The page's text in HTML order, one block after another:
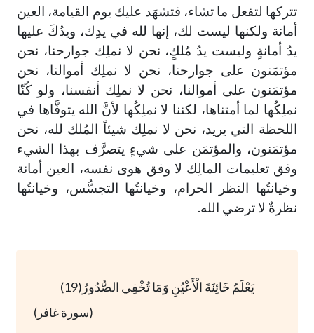
تتركها لتفعل ما تشاء، فتشهَد عليك يوم القيامة، العين
أمانة ولكنها ليست لك، إنها لله في يدِك، ويدُكَ عليها
يدُ أمانةٍ وليست يدُ مُلكٍ، نحن لا نملِك جوارحنا، نحن
مؤتمَنون على جوارحنا، نحن لا نملِك أموالنا، نحن
مؤتمَنون على أموالنا، نحن لا نملِك أنفسنا، ولو كُنّا
نملِكُها لما أمتناها، لكننا لا نملِكُها لأنَّ الله يتوفَّاها في
اللحظة التي يريد، نحن لا نملِك شيئاً المُلك لله، نحن
مؤتمَنون، والمؤتمَن على شيءٍ يتصرَّف بهذا الشيء
وفق تعليمات المالِك لا وفق هوى نفسه، العين أمانة
وخيانتُها النظر الحرام، وخيانتُها التجسُّس، وخيانتُها
نظرةٌ لا ترضي الله.
يَعْلَمُ خَائِنَةَ الْأَعْيُنِ وَمَا تُخْفِي الصُّدُورُ(19)
(سورة غافر)